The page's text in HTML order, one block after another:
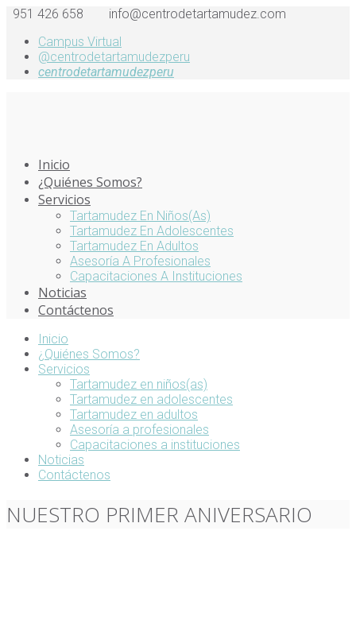
951 426 658
info@centrodetartamudez.com
Campus Virtual
@centrodetartamudezperu
centrodetartamudezperu
Inicio
¿Quiénes Somos?
Servicios
Tartamudez En Niños(as)
Tartamudez En Adolescentes
Tartamudez En Adultos
Asesoría A Profesionales
Capacitaciones A Instituciones
Noticias
Contáctenos
Inicio
¿Quiénes Somos?
Servicios
Tartamudez en niños(as)
Tartamudez en adolescentes
Tartamudez en adultos
Asesoría a profesionales
Capacitaciones a instituciones
Noticias
Contáctenos
NUESTRO PRIMER ANIVERSARIO